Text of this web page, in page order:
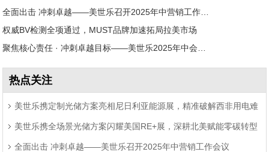
全面出击 冲刺卓越——美世乐召开2025年中营销工作会议
权威BV检测全项通过，MUST品牌加速拓局拉美市场
聚焦核心责任 · 冲刺卓越目标——美世乐2025年中会议圆满举行
热点关注
美世乐携定制光储方案亮相尼日利亚能源展，精准破解西非用电难
题 美世乐携全场景光储方案闪耀美国RE+展，深耕北美赋能零碳转型
全面出击 冲刺卓越——美世乐召开2025年中营销工作会议